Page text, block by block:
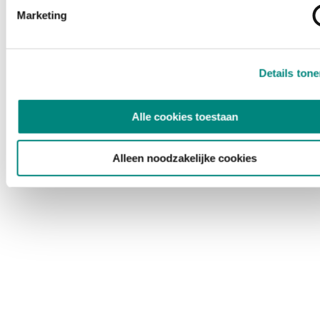
Marketing
Details
Alle cookies toestaan
Alleen noodzakelijke cookies